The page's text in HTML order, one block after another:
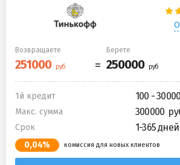
Возвращаете Берете
1й кредит 100 -
Макс. сумма 300000
Срок 1-365 дней
0,04% комиссия для новых клиентов